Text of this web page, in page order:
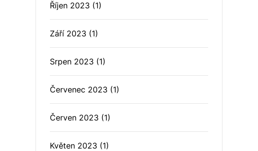
Říjen 2023 (1)
Září 2023 (1)
Srpen 2023 (1)
Červenec 2023 (1)
Červen 2023 (1)
Květen 2023 (1)